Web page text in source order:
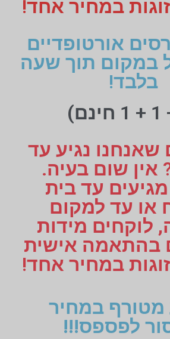
אורטופדיים
במקום תוך שעה
בלבד!
שאנחנו נגיע עד
אין שום בעיה.
עד בית
או עד למקום
לוקחים מידות
בהתאמה אישית
במחיר
לפספס!!!